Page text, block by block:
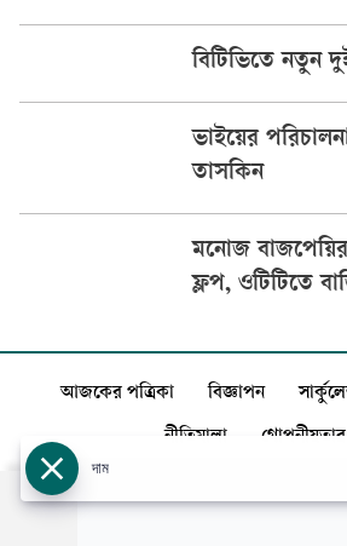
বিটিভিতে নতুন
ভাইয়ের
তাসকিন
মনোজ বাজপেয়ির
ফ্লপ, ওটিটিতে
আজকের পত্রিকা বিজ্ঞাপন
নীতিমালা গোপনীয়তার
দাম